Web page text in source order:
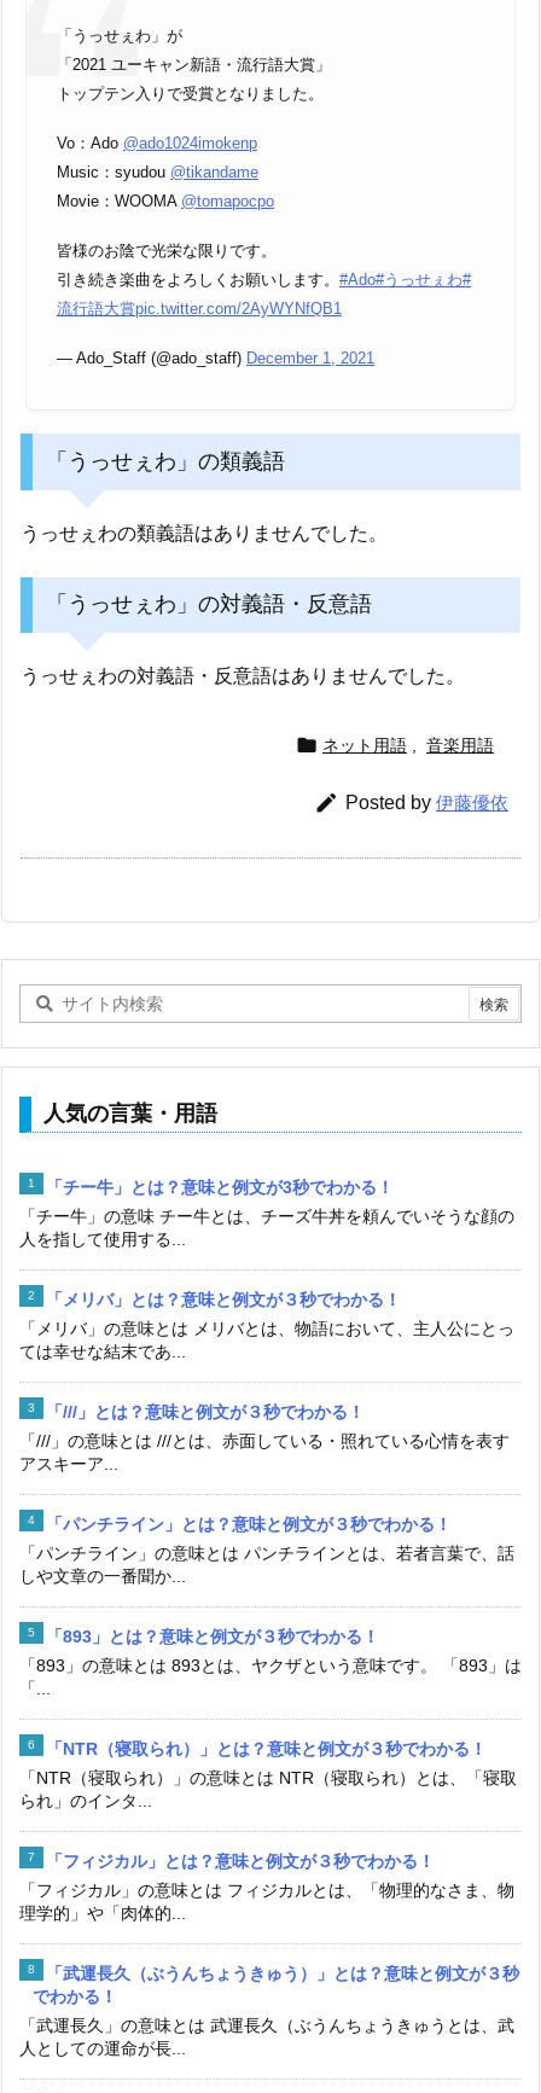
「うっせぇわ」が
「2021 ユーキャン新語・流行語大賞」
トップテン入りで受賞となりました。
Vo：Ado @ado1024imokenp
Music：syudou @tikandame
Movie：WOOMA @tomapocpo
皆様のお陰で光栄な限りです。
引き続き楽曲をよろしくお願いします。 #Ado#うっせぇわ#
流行語大賞pic.twitter.com/2AyWYNfQB1
— Ado_Staff (@ado_staff) December 1, 2021
「うっせぇわ」の類義語
うっせぇわの類義語はありませんでした。
「うっせぇわ」の対義語・反意語
うっせぇわの対義語・反意語はありませんでした。
 ネット用語 音楽用語
 Posted by 伊藤優依
人気の言葉・用語
「チー牛」とは？意味と例文が3秒でわかる！
「チー牛」の意味 チー牛とは、チーズ牛丼を頼んでいそうな顔の
人を指して使用する...
「メリバ」とは？意味と例文が３秒でわかる！
「メリバ」の意味とは メリバとは、物語において、主人公にとっ
ては幸せな結末であ...
「///」とは？意味と例文が３秒でわかる！
「///」の意味とは ///とは、赤面している・照れている心情を表す
アスキーア...
「パンチライン」とは？意味と例文が３秒でわかる！
「パンチライン」の意味とは パンチラインとは、若者言葉で、話
しや文章の一番聞か...
「893」とは？意味と例文が３秒でわかる！
「893」の意味とは 893とは、ヤクザという意味です。 「893」は
「...
「NTR（寝取られ）」とは？意味と例文が３秒でわかる！
「NTR（寝取られ）」の意味とは NTR（寝取られ）とは、「寝取
られ」のインタ...
「フィジカル」とは？意味と例文が３秒でわかる！
「フィジカル」の意味とは フィジカルとは、「物理的なさま、物
理学的」や「肉体的...
「武運長久（ぶうんちょうきゅう）」とは？意味と例文が３秒
でわかる！
「武運長久」の意味とは 武運長久（ぶうんちょうきゅうとは、武
人としての運命が長...